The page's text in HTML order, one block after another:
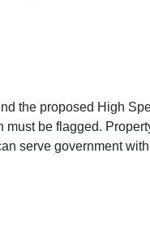
the proposed High
must be flagged.
serve government